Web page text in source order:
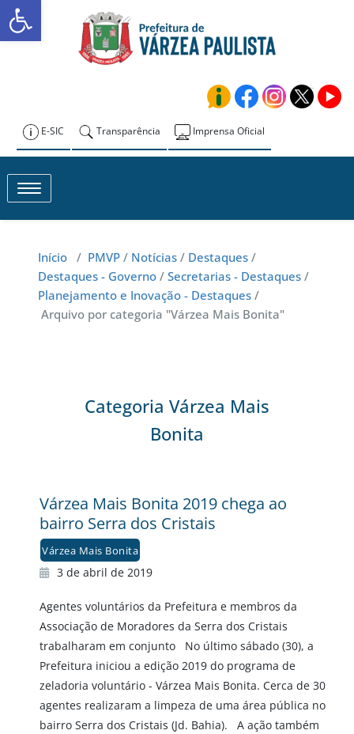
Skip
to
Prefeitura de
E-SIC Transparência Imprensa Oficial
Toggle navigation
Início / PMVP / Notícias / Destaques /
Destaques - Governo / Secretarias - Destaques /
Planejamento e Inovação - Destaques /
Arquivo por categoria "Várzea Mais Bonita"
Categoria Várzea Mais
Bonita
Várzea Mais Bonita 2019 chega ao
bairro Serra dos Cristais
Várzea Mais Bonita
3 de abril de 2019
Agentes voluntários da Prefeitura e membros da
Associação de Moradores da Serra dos Cristais
trabalharam em conjunto No último sábado (30), a
Prefeitura iniciou a edição 2019 do programa de
zeladoria voluntário - Várzea Mais Bonita. Cerca de 30
agentes realizaram a limpeza de uma área pública no
bairro Serra dos Cristais (Jd. Bahia). A ação também